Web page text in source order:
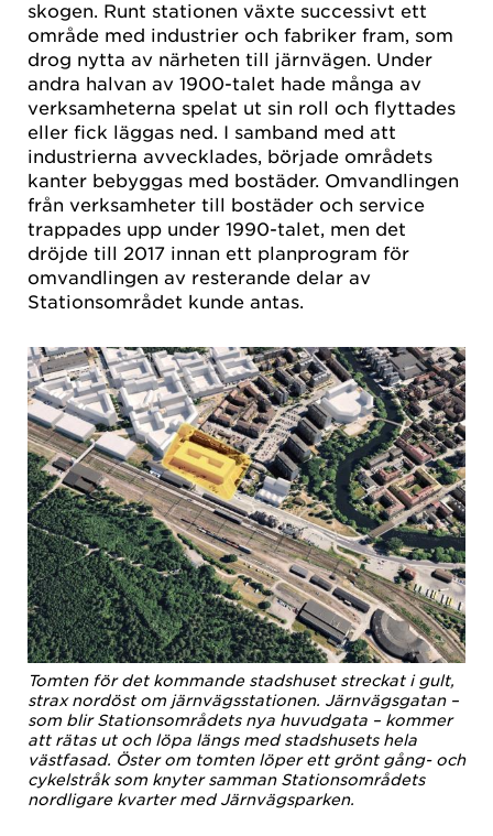
skogen. Runt stationen växte successivt ett
område med industrier och fabriker fram, som
drog nytta av närheten till järnvägen. Under
andra halvan av 1900-talet hade många av
verksamheterna spelat ut sin roll och flyttades
eller fick läggas ned. I samband med att
industrierna avvecklades, började områdets
kanter bebyggas med bostäder. Omvandlingen
från verksamheter till bostäder och service
trappades upp under 1990-talet, men det
dröjde till 2017 innan ett planprogram för
omvandlingen av resterande delar av
Stationsområdet kunde antas.
Tomten för det kommande stadshuset streckat i gult,
strax nordöst om järnvägsstationen. Järnvägsgatan –
som blir Stationsområdets nya huvudgata – kommer
att rätas ut och löpa längs med stadshusets hela
västfasad. Öster om tomten löper ett grönt gång- och
cykelstråk som knyter samman Stationsområdets
nordligare kvarter med Järnvägsparken.